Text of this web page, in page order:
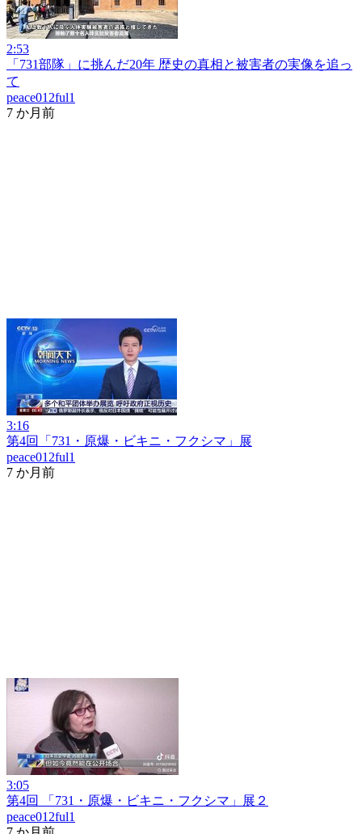
2:53
「731部隊」に挑んだ20年 歴史の真相と被害者の実像を追っ
て
peace012ful1
7 か月前
3:16
第4回「731・原爆・ビキニ・フクシマ」展
peace012ful1
7 か月前
3:05
第4回 「731・原爆・ビキニ・フクシマ」展２
peace012ful1